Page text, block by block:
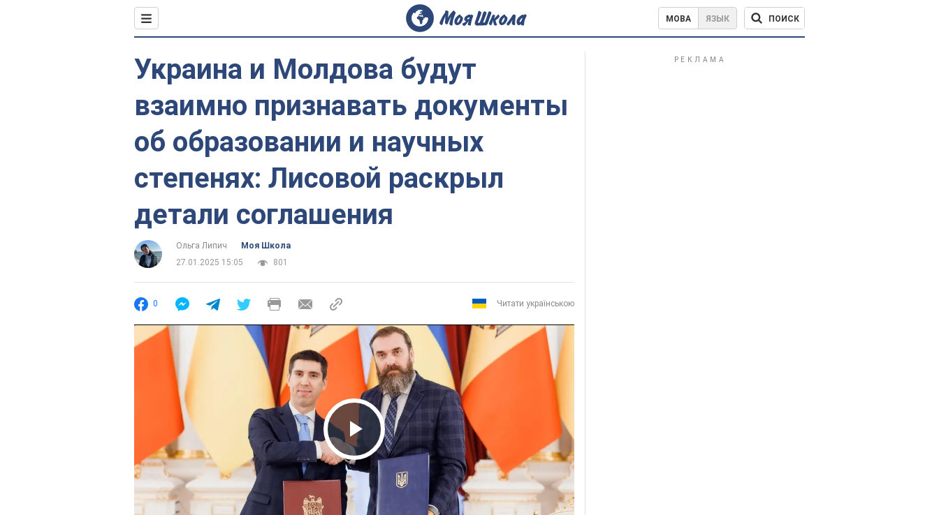
МОВА ЯЗЫК ПОИСК
Украина и Молдова будут
взаимно признавать документы
об образовании и научных
степенях: Лисовой раскрыл
детали соглашения
Ольга Липич
Моя Школа
27.01.2025 15:05
801
0 Читати українською
Play Video